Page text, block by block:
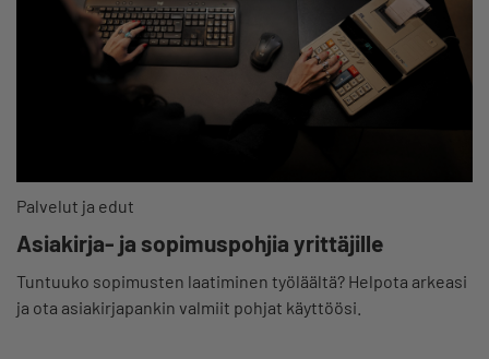
Palvelut ja edut
Asiakirja- ja sopimuspohjia yrittäjille
Tuntuuko sopimusten laatiminen työläältä? Helpota arkeasi
ja ota asiakirjapankin valmiit pohjat käyttöösi.